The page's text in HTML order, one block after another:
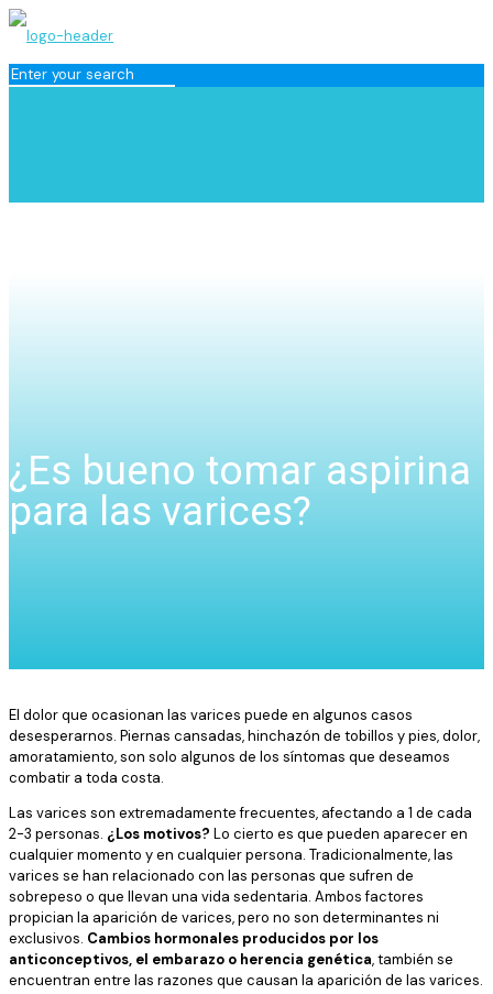
¿Es bueno tomar aspirina
para las varices?
El dolor que ocasionan las varices puede en algunos casos
desesperarnos. Piernas cansadas, hinchazón de tobillos y pies, dolor,
amoratamiento, son solo algunos de los síntomas que deseamos
combatir a toda costa.
Las varices son extremadamente frecuentes, afectando a 1 de cada
2-3 personas. ¿Los motivos? Lo cierto es que pueden aparecer en
cualquier momento y en cualquier persona. Tradicionalmente, las
varices se han relacionado con las personas que sufren de
sobrepeso o que llevan una vida sedentaria. Ambos factores
propician la aparición de varices, pero no son determinantes ni
exclusivos. Cambios hormonales producidos por los
anticonceptivos, el embarazo o herencia genética, también se
encuentran entre las razones que causan la aparición de las varices.